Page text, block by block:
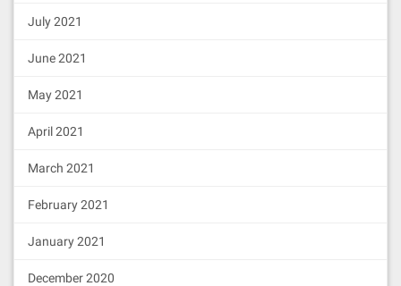
July 2021
June 2021
May 2021
April 2021
March 2021
February 2021
January 2021
December 2020